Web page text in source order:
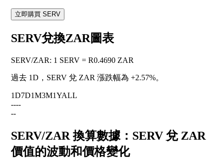
立即購買 SERV
SERV兌換ZAR圖表
SERV/ZAR: 1 SERV = R0.4690 ZAR
過去 1D，SERV 兌 ZAR 漲跌幅為 +2.57%。
1D7D1M3M1YALL
----
--
SERV/ZAR 換算數據：SERV 兌 ZAR
價值的波動和價格變化